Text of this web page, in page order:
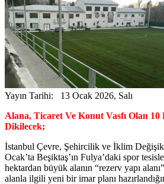
Yayın Tarihi: 13 Ocak 2026, Salı
Alana, Ticaret Ve Konut Vasfı Olan
Dikilecek;
İstanbul Çevre, Şehircilik ve İklim
Ocak’ta Beşiktaş’ın Fulya’daki spor
hektardan büyük alanın “rezerv yapı
alanla ilgili yeni bir imar planı